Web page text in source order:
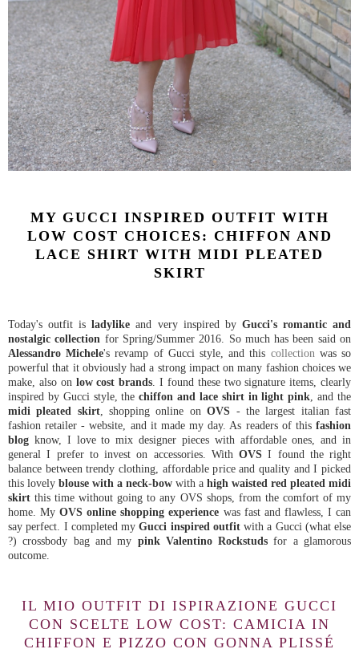
MY GUCCI INSPIRED OUTFIT WITH
LOW COST CHOICES: CHIFFON AND
LACE SHIRT WITH MIDI PLEATED
SKIRT
Today's outfit isladylike and very inspired by Gucci's romantic and
nostalgic collection for Spring/Summer 2016. So much has been said on
Alessandro Michele's revamp of Gucci style, and this collectionwas so
powerful that it obviously had a strong impact on many fashion choices we
make, also on low cost brands. I found these two signature items, clearly
inspired by Gucci style, thechiffon and lace shirt in light pink, and the
midi pleated skirt, shopping online onOVS - the largest italian fast
fashion retailer - website, and it made my day. As readers of this fashion
blog know, I love to mix designer pieces with affordable ones, and in
general I prefer to invest on accessories. With OVS I found the right
balance between trendy clothing, affordable price and quality and I picked
this lovely blouse with a neck-bow with a high waisted red pleated midi
skirt this time without going to any OVS shops, from the comfort of my
home. MyOVS online shopping experience was fast and flawless, I can
say perfect. I completed myGucci inspired outfitwith a Gucci (what else
?) crossbody bag and my pink Valentino Rockstuds for a glamorous
outcome.
IL MIO OUTFIT DI ISPIRAZIONE GUCCI
CON SCELTE LOW COST: CAMICIA IN
CHIFFON E PIZZO CON GONNA PLISSÉ